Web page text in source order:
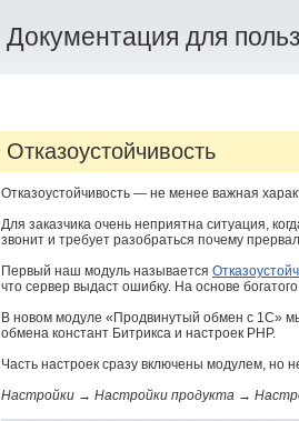
Документация для
Отказоустойчивость
Отказоустойчивость — не менее важная
Для заказчика очень неприятна ситуация,
звонит и требует разобраться почему
Первый наш модуль называется
что сервер выдаст ошибку. На основе
В новом модуле «Продвинутый обмен с 1С»
обмена констант Битрикса и настроек PHP.
Часть настроек сразу включены модулем, но
Настройки → Настройки продукта →